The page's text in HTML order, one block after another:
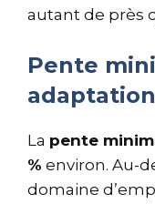
autant de près
Pente
La pente
% environ. Au-
domaine